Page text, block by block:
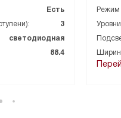
Есть
3
светодиодная
88.4
Режим